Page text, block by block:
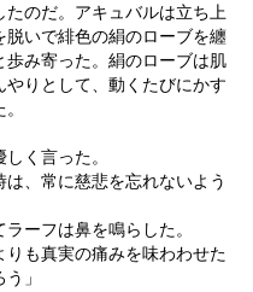
たのだ。アキュバルは立ち上
脱いで緋色の絹のローブを纏
歩み寄った。絹のローブは肌
やりとして、動くたびにかす
く言った。
は、常に慈悲を忘れないよう
ーフは鼻を鳴らした。
りも真実の痛みを味わわせた
」